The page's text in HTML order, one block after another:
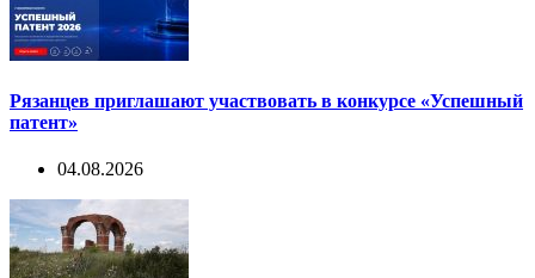
Рязанцев приглашают участвовать в конкурсе «Успешный
патент»
04.08.2026